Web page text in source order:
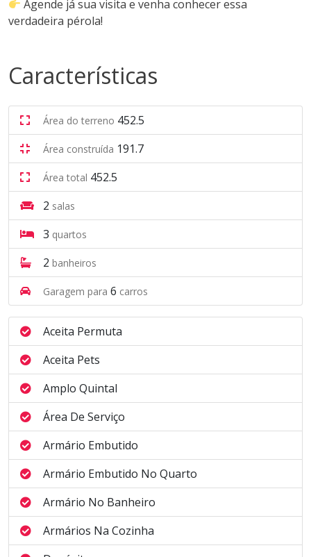
Agende já sua visita e venha conhecer essa
verdadeira pérola!
Características
Área do terreno 452.5
Área construída 191.7
Área total 452.5
2 salas
3 quartos
2 banheiros
Garagem para 6 carros
Aceita Permuta
Aceita Pets
Amplo Quintal
Área De Serviço
Armário Embutido
Armário Embutido No Quarto
Armário No Banheiro
Armários Na Cozinha